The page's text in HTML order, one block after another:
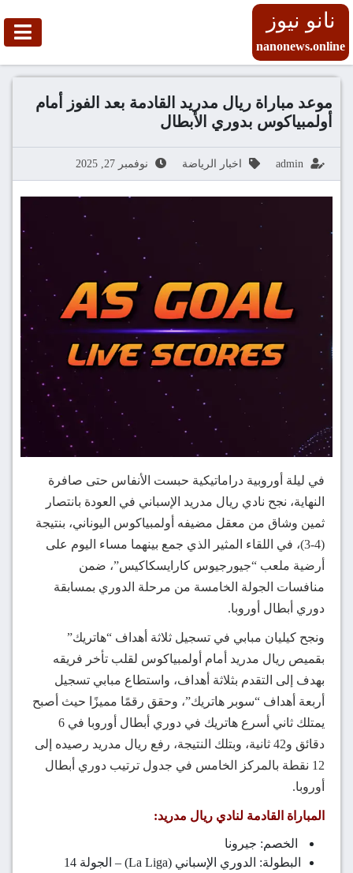
نانو نيوز
nanonews.online
موعد مباراة ريال مدريد القادمة بعد الفوز أمام
أولمبياكوس بدوري الأبطال
admin اخبار الرياضة نوفمبر 27, 2025
في ليلة أوروبية دراماتيكية حبست الأنفاس حتى صافرة
النهاية، نجح نادي ريال مدريد الإسباني في العودة بانتصار
ثمين وشاق من معقل مضيفه أولمبياكوس اليوناني، بنتيجة
(4-3)، في اللقاء المثير الذي جمع بينهما مساء اليوم على
أرضية ملعب “جيورجيوس كارايسكاكيس”، ضمن
منافسات الجولة الخامسة من مرحلة الدوري بمسابقة
دوري أبطال أوروبا.
ونجح كيليان مبابي في تسجيل ثلاثة أهداف “هاتريك”
بقميص ريال مدريد أمام أولمبياكوس لقلب تأخر فريقه
بهدف إلى التقدم بثلاثة أهداف، واستطاع مبابي تسجيل
أربعة أهداف “سوبر هاتريك”، وحقق رقمًا مميزًا حيث أصبح
يمتلك ثاني أسرع هاتريك في دوري أبطال أوروبا في 6
دقائق و42 ثانية، وبتلك النتيجة، رفع ريال مدريد رصيده إلى
12 نقطة بالمركز الخامس في جدول ترتيب دوري أبطال
أوروبا.
المباراة القادمة لنادي ريال مدريد:
الخصم: جيرونا
البطولة: الدوري الإسباني (La Liga) – الجولة 14